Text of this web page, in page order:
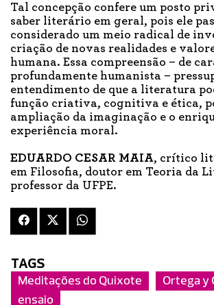
Tal concepção confere um posto
saber literário em geral, pois ele
considerado um meio radical de
criação de novas realidades e
humana. Essa compreensão – de
profundamente humanista –
entendimento de que a literatura
função criativa, cognitiva e ética,
ampliação da imaginação e o
experiência moral.
EDUARDO CESAR MAIA, crítico
em Filosofia, doutor em Teoria da
professor da UFPE.
TAGS
Meditações do Quixote
Ortega y
ensaio